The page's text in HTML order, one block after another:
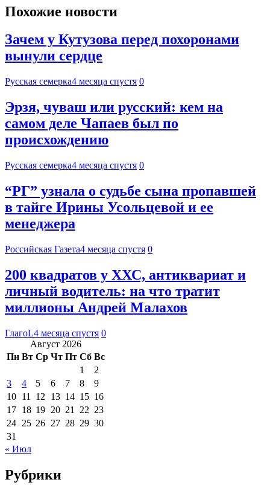
Похожие новости
Зачем у Кутузова перед похоронами
вынули сердце
Русская семерка4 месяца спустя 0
Эрзя, чуваш или русский: кем на
самом деле Чапаев был по
происхождению
Русская семерка4 месяца спустя 0
“РГ” узнала о судьбе сына пропавшей
в тайге Ирины Усольцевой и ее
менеджера
Российская Газета4 месяца спустя 0
200 квадратов у ХХС, антиквариат и
личный водитель: на что тратит
миллионы Андрей Малахов
ГлагоL4 месяца спустя 0
Август 2026
Пн Вт Ср Чт Пт Сб Вс
1
2
3
4 5 6 7 8
9
10 11 12 13 14 15 16
17 18 19 20 21 22 23
24 25 26 27 28 29 30
31
« Июл
Рубрики